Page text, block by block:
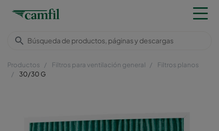
Productos Filtros para ventilación general
Filtros planos
30/30 G